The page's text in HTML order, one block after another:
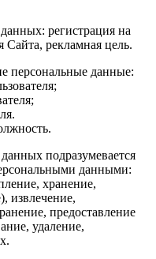
регистрация на
Сайта, рекламная цель.
персональные данные:
подразумевается
данными:
хранение,
извлечение,
предоставление
удаление,